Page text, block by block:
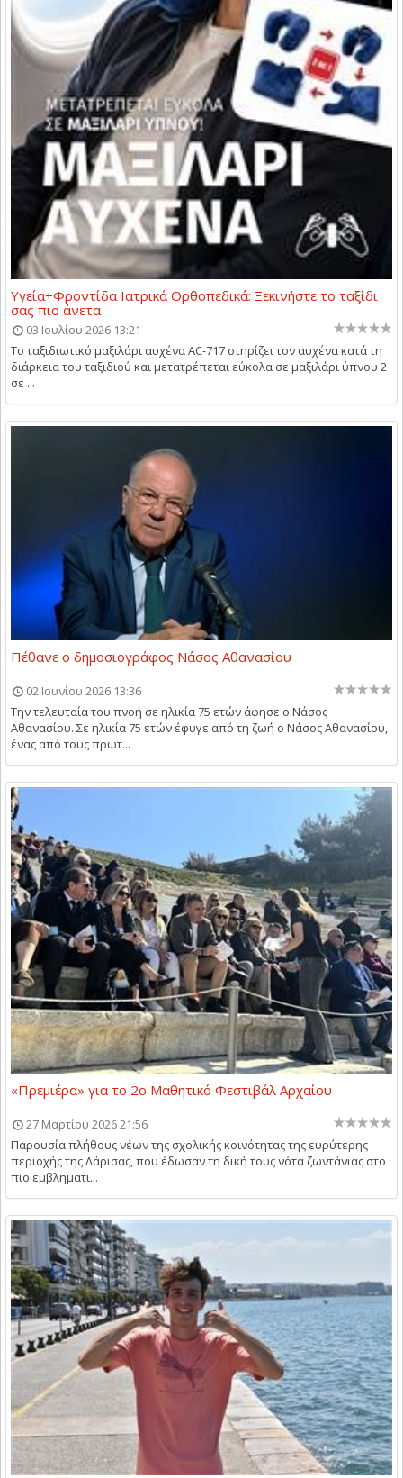
Υγεία+Φροντίδα Ιατρικά Ορθοπεδικά: Ξεκινήστε το ταξίδι
σας πιο άνετα
03 Ιουλίου 2026 13:21
Το ταξιδιωτικό μαξιλάρι αυχένα AC-717 στηρίζει τον αυχένα κατά τη
διάρκεια του ταξιδιού και μετατρέπεται εύκολα σε μαξιλάρι ύπνου 2
σε ...
Πέθανε ο δημοσιογράφος Νάσος Αθανασίου
02 Ιουνίου 2026 13:36
Την τελευταία του πνοή σε ηλικία 75 ετών άφησε ο Νάσος
Αθανασίου. Σε ηλικία 75 ετών έφυγε από τη ζωή ο Νάσος Αθανασίου,
ένας από τους πρωτ...
«Πρεμιέρα» για το 2ο Μαθητικό Φεστιβάλ Αρχαίου
27 Μαρτίου 2026 21:56
Παρουσία πλήθους νέων της σχολικής κοινότητας της ευρύτερης
περιοχής της Λάρισας, που έδωσαν τη δική τους νότα ζωντάνιας στο
πιο εμβληματι...